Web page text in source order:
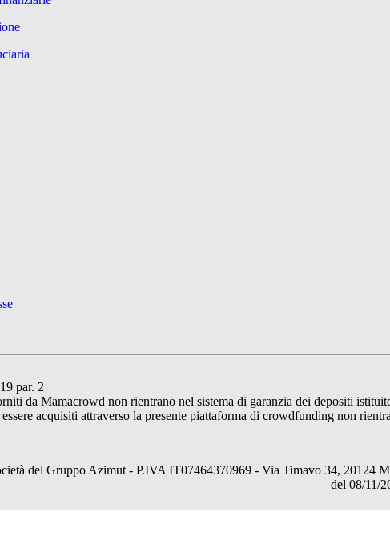
par. 2
da Mamacrowd non rientrano nel sistema di garanzia dei depositi
acquisiti attraverso la presente piattaforma di crowdfunding non
del Gruppo Azimut - P.IVA IT07464370969 - Via Timavo 34, 20124
del 08/11/